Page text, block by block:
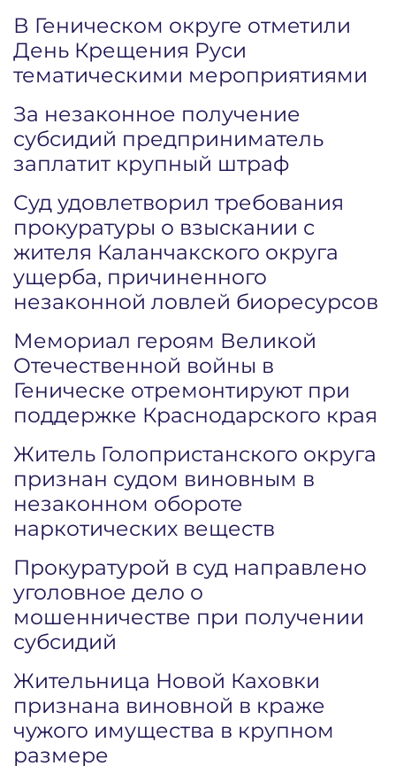
В Геническом округе отметили
День Крещения Руси
тематическими мероприятиями
За незаконное получение
субсидий предприниматель
заплатит крупный штраф
Суд удовлетворил требования
прокуратуры о взыскании с
жителя Каланчакского округа
ущерба, причиненного
незаконной ловлей биоресурсов
Мемориал героям Великой
Отечественной войны в
Геническе отремонтируют при
поддержке Краснодарского края
Житель Голопристанского округа
признан судом виновным в
незаконном обороте
наркотических веществ
Прокуратурой в суд направлено
уголовное дело о
мошенничестве при получении
субсидий
Жительница Новой Каховки
признана виновной в краже
чужого имущества в крупном
размере